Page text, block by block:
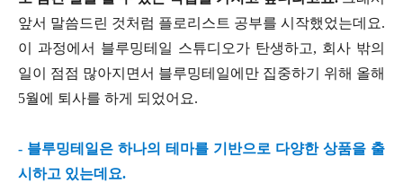
앞서 말씀드린 것처럼 플로리스트 공부를 시작했었는데요.
이 과정에서 블루밍테일 스튜디오가 탄생하고, 회사 밖의
일이 점점 많아지면서 블루밍테일에만 집중하기 위해 올해
5월에 퇴사를 하게 되었어요.
- 블루밍테일은 하나의 테마를 기반으로 다양한 상품을 출
시하고 있는데요.